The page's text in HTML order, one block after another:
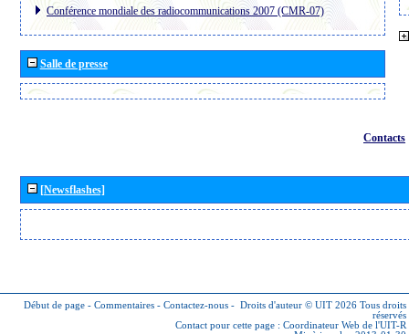
Conférence mondiale des radiocommunications 2007 (CMR-07)
Salle de presse
Contacts
[Newsflashes]
Début de page - Commentaires - Contactez-nous - Droits d'auteur © UIT 2026 Tous droits
réservés
Contact pour cette page : Coordinateur Web de l'UIT-R